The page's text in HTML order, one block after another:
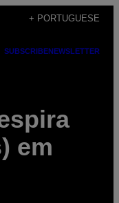
+ PORTUGUESE
SUBSCRIBENEWSLETTER
em